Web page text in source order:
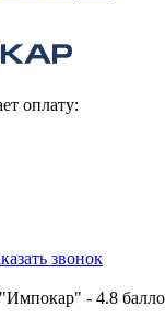
оплату:
звонок
- 4.8